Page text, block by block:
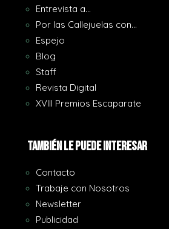
Entrevista a…
Por las Callejuelas con…
Espejo
Blog
Staff
Revista Digital
XVIII Premios Escaparate
También le puede interesar
Contacto
Trabaje con Nosotros
Newsletter
Publicidad